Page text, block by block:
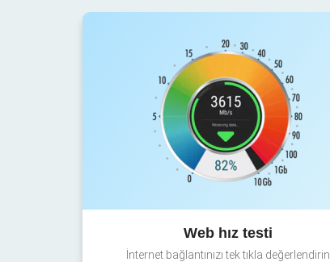
Web hız testi
İnternet bağlantınızı tek tıkla değerlendirin